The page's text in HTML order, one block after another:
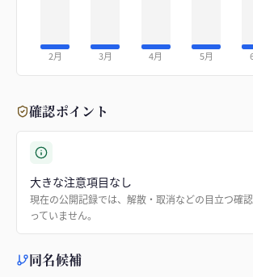
2月 3月 4月 5月
確認ポイント
大きな注意項目なし
現在の公開記録では、解散・取消などの目立つ確
っていません。
同名候補